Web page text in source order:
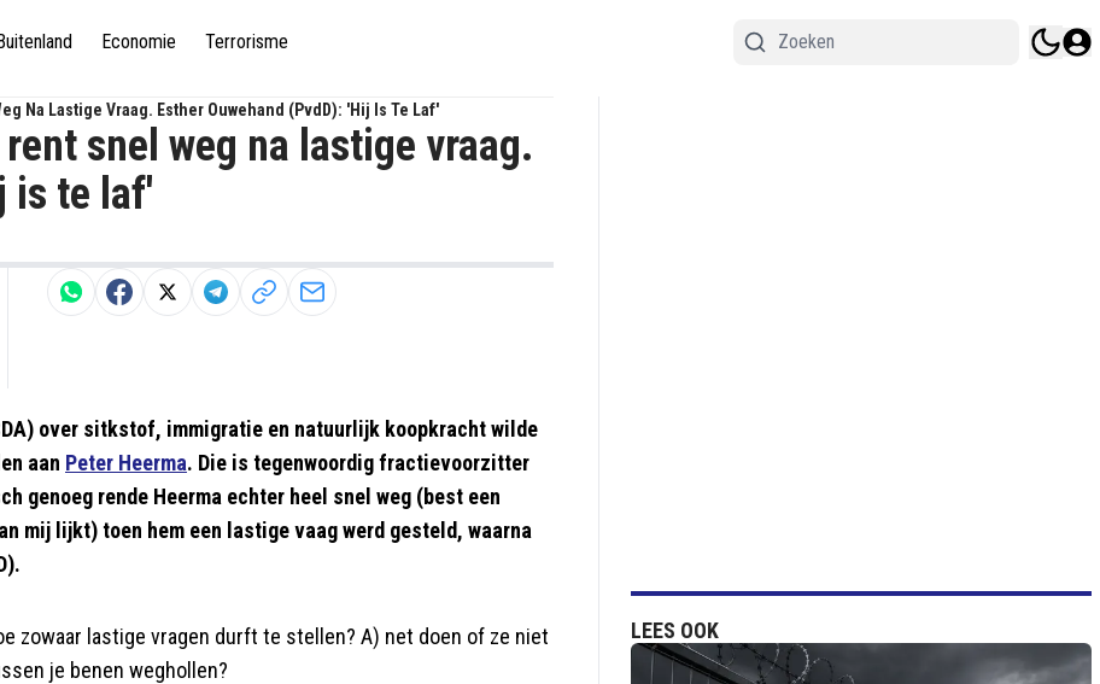
Economie Terrorisme
Na Lastige Vraag. Esther Ouwehand (PvdD): 'Hij Is Te Laf'
snel weg na lastige vraag.
is te laf'
over sitkstof, immigratie en natuurlijk koopkracht wilde
aan Peter Heerma. Die is tegenwoordig fractievoorzitter
genoeg rende Heerma echter heel snel weg (best een
mij lijkt) toen hem een lastige vaag werd gesteld, waarna
zowaar lastige vragen durft te stellen? A) net doen of ze niet
je benen weghollen?
LEES OOK